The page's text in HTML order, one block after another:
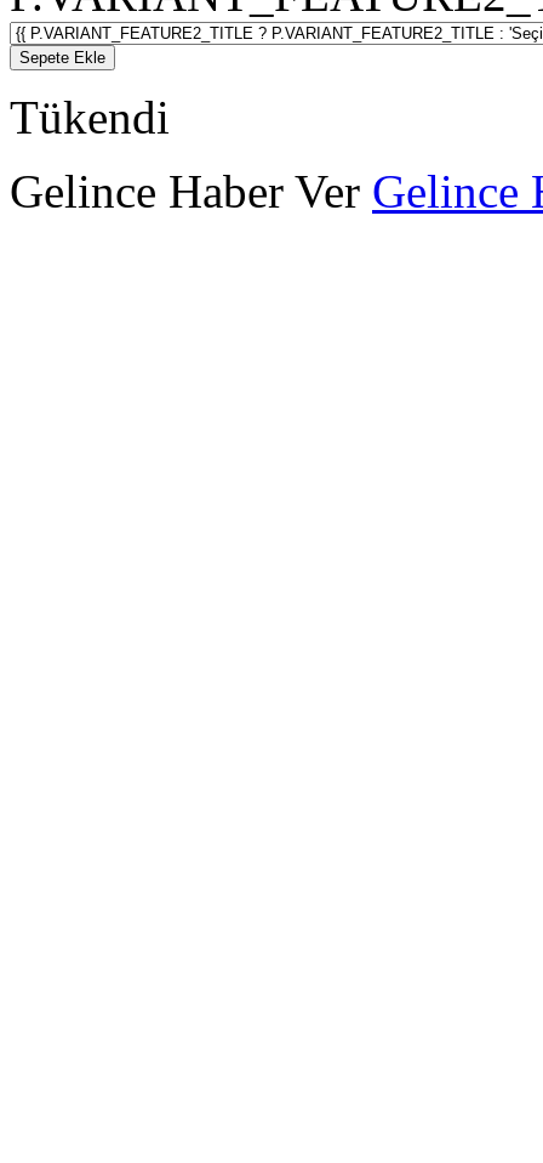
Sepete Ekle
Tükendi
Gelince Haber Ver Gelince